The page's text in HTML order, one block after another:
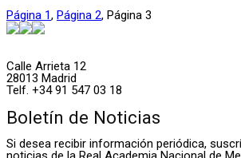
Página 1, Página 2, Página 3
Calle Arrieta 12
28013 Madrid
Telf. +34 91 547 03 18
Boletín de Noticias
Si desea recibir información periódica,